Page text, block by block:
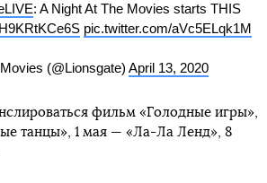
: A Night At The Movies starts THIS
pic.twitter.com/aVc5ELqk1M
(@Lionsgate) April 13, 2020
фильм «Голодные игры»,
танцы», 1 мая — «Ла-Ла Ленд», 8